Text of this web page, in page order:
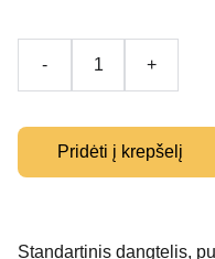
- +
Pridėti į krepšelį
Standartinis dangtelis,